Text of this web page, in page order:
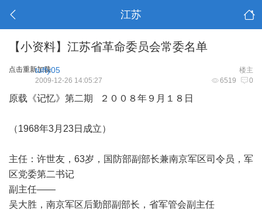
江苏
【小资料】江苏省革命委员会常委名单
点击重新加载 楼主
tuffy05
6519 0
2009-12-26 14:05:27
原载《记忆》第二期 ２００８年９月１８日
（1968年3月23日成立）
主任：许世友，63岁，国防部副部长兼南京军区司令员，军
区党委第二书记
副主任——
吴大胜，南京军区后勤部副部长，省军管会副主任